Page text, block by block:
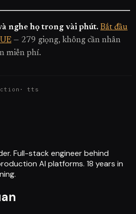
nghe họ trong vài phút. Bắt đầu
— 279 giọng, không cần nhân
miễn phí.
·tts
Full-stack engineer behind
AI platforms. 18 years in